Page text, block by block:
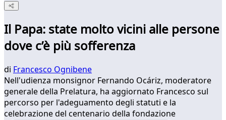
Il Papa: state molto vicini alle persone
dove c’è più sofferenza
di Francesco Ognibene
Nell'udienza monsignor Fernando Ocáriz, moderatore
generale della Prelatura, ha aggiornato Francesco sul
percorso per l'adeguamento degli statuti e la
celebrazione del centenario della fondazione